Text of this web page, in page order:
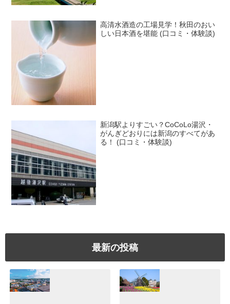
高清水酒造の工場見学！秋田のおい
しい日本酒を堪能 (口コミ・体験談)
新潟駅よりすごい？CoCoLo湯沢・
がんぎどおりには新潟のすべてがあ
る！ (口コミ・体験談)
最新の投稿